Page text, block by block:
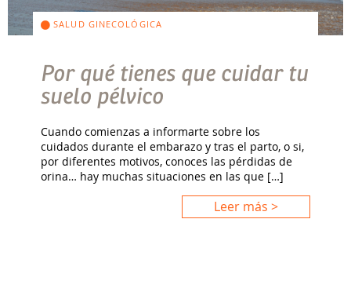
SALUD GINECOLÓGICA
Por qué tienes que cuidar tu
suelo pélvico
Cuando comienzas a informarte sobre los
cuidados durante el embarazo y tras el parto, o si,
por diferentes motivos, conoces las pérdidas de
orina… hay muchas situaciones en las que […]
Leer más >